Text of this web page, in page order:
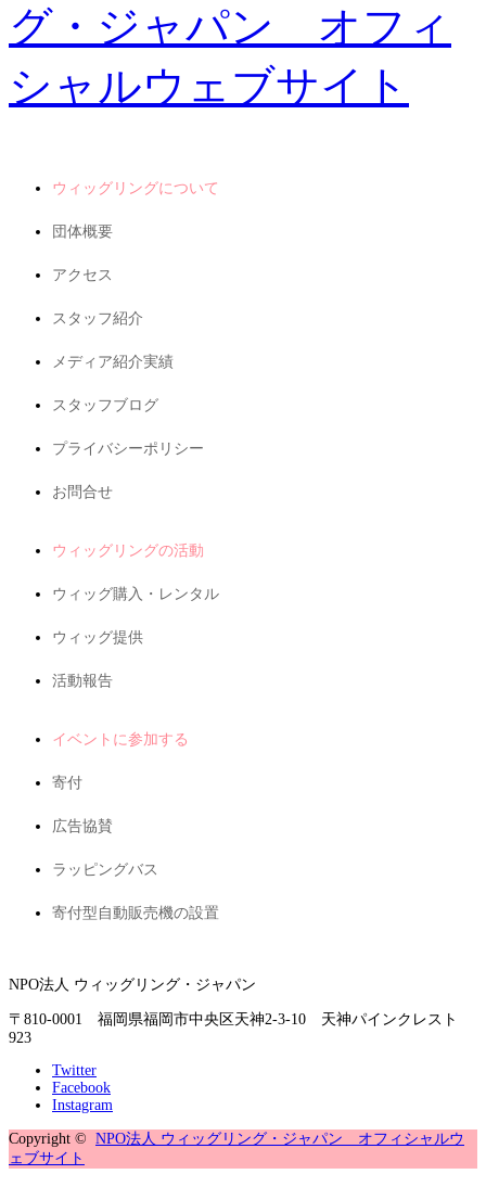
ウィッグリングについて
団体概要
アクセス
スタッフ紹介
メディア紹介実績
スタッフブログ
プライバシーポリシー
お問合せ
ウィッグリングの活動
ウィッグ購入・レンタル
ウィッグ提供
活動報告
イベントに参加する
寄付
広告協賛
ラッピングバス
寄付型自動販売機の設置
NPO法人 ウィッグリング・ジャパン
〒810-0001 福岡県福岡市中央区天神2-3-10 天神パインクレスト
923
Twitter
Facebook
Instagram
Copyright © NPO法人 ウィッグリング・ジャパン オフィシャルウ
ェブサイト